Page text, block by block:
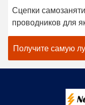
Сцепки
проводников для
и проводников
Получите самую